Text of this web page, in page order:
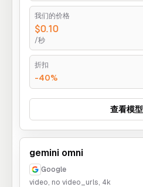
我们的价格
$0.10
/秒
折扣
-40%
查看模型
gemini omni
Google
video, no video_urls, 4k